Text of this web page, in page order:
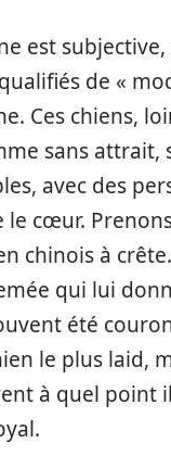
est subjective,
de «
Ces chiens,
sans attrait,
avec des
cœur.
chinois à
qui lui
été
le plus laid,
à quel point